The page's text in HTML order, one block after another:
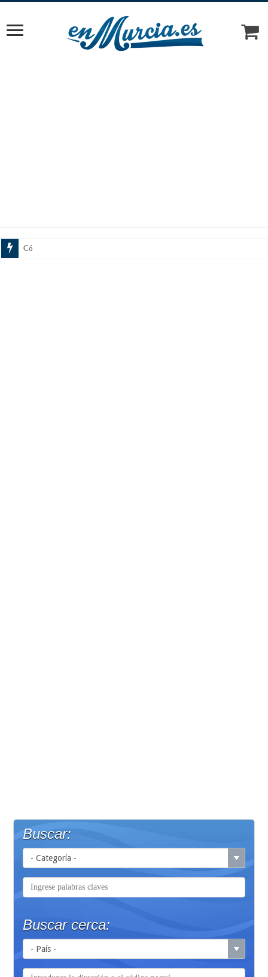
Cómo elegir el tratam
Buscar:
Buscar cerca: